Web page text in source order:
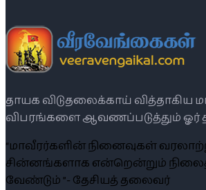
தாயக விடுதலைக்காய் வித்தாகிய
விபரங்களை ஆவணப்படுத்தும் ஓர்
“மாவீரர்களின் நினைவுகள்
சின்னங்களாக என்றென்றும்
வேண்டும் ”- தேசியத் தலைவர்